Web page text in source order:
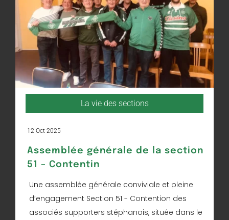
La vie des sections
12 Oct 2025
Assemblée générale de la section
51 – Contentin
Une assemblée générale conviviale et pleine
d’engagement Section 51 - Contention des
associés supporters stéphanois, située dans le